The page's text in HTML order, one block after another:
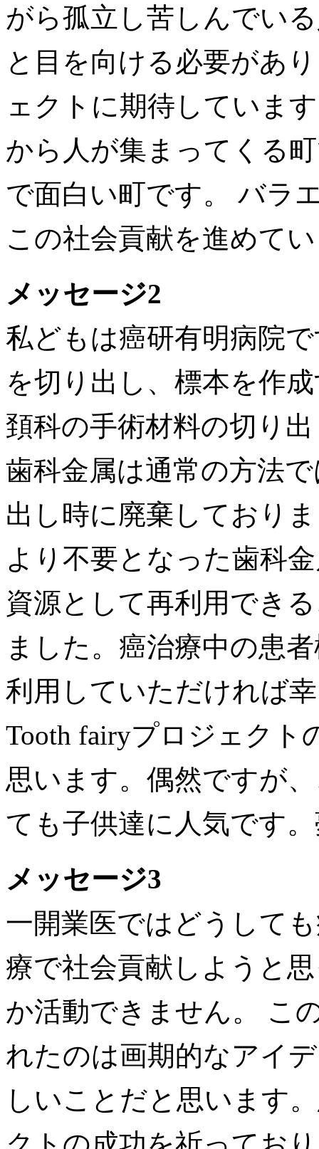
がら孤立し苦しんでい
と目を向ける必要があ
ェクトに期待していま
から人が集まってくる
で面白い町です。 バラ
この社会貢献を進めて
メッセージ2
私どもは癌研有明病院
を切り出し、標本を作
頚科の手術材料の切り
歯科金属は通常の方法
出し時に廃棄しており
より不要となった歯科
資源として再利用でき
ました。癌治療中の患
利用していただければ
Tooth fairyプロジェクト
思います。偶然ですが
ても子供達に人気です
メッセージ3
一開業医ではどうして
療で社会貢献しようと
か活動できません。 こ
れたのは画期的なアイ
しいことだと思います